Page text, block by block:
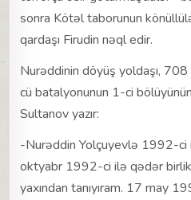
sonra Kötəl taborunun
qardaşı Firudin nəql edir.
Nurəddinin döyüş yoldaşı,
cü batalyonunun 1-ci
Sultanov yazır:
-Nurəddin Yolçuyevlə 1992-ci
oktyabr 1992-ci ilə qədər
yaxından tanıyıram. 17 may